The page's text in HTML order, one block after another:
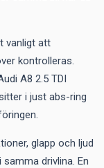
vanligt att
kontrolleras.
A8 2.5 TDI
i just abs-ring
glapp och ljud
drivlina. En